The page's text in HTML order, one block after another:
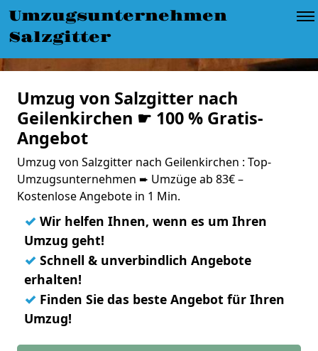
Umzugsunternehmen
Salzgitter
Umzug von Salzgitter nach
Geilenkirchen ☛ 100 % Gratis-
Angebot
Umzug von Salzgitter nach Geilenkirchen : Top-
Umzugsunternehmen ➨ Umzüge ab 83€ –
Kostenlose Angebote in 1 Min.
✓ Wir helfen Ihnen, wenn es um Ihren
Umzug geht!
✓ Schnell & unverbindlich Angebote
erhalten!
✓ Finden Sie das beste Angebot für Ihren
Umzug!